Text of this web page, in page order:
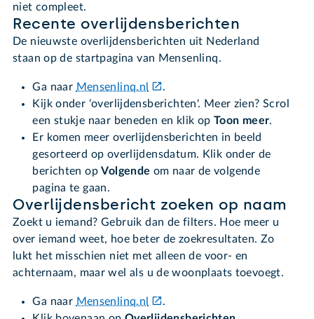
niet compleet.
Recente overlijdensberichten
De nieuwste overlijdensberichten uit Nederland
staan op de startpagina van Mensenlinq.
Ga naar Mensenlinq.nl
.
Kijk onder ‘overlijdensberichten'. Meer zien? Scrol
een stukje naar beneden en klik op Toon meer.
Er komen meer overlijdensberichten in beeld
gesorteerd op overlijdensdatum. Klik onder de
berichten opVolgende om naar de volgende
pagina te gaan.
Overlijdensbericht zoeken op naam
Zoekt u iemand? Gebruik dan de filters. Hoe meer u
over iemand weet, hoe beter de zoekresultaten. Zo
lukt het misschien niet met alleen de voor- en
achternaam, maar wel als u de woonplaats toevoegt.
Ga naar Mensenlinq.nl
.